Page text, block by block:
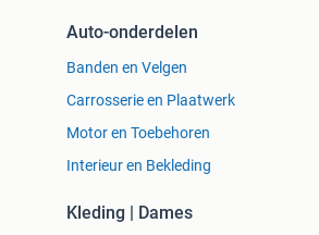
Auto-onderdelen
Banden en Velgen
Carrosserie en Plaatwerk
Motor en Toebehoren
Interieur en Bekleding
Kleding | Dames